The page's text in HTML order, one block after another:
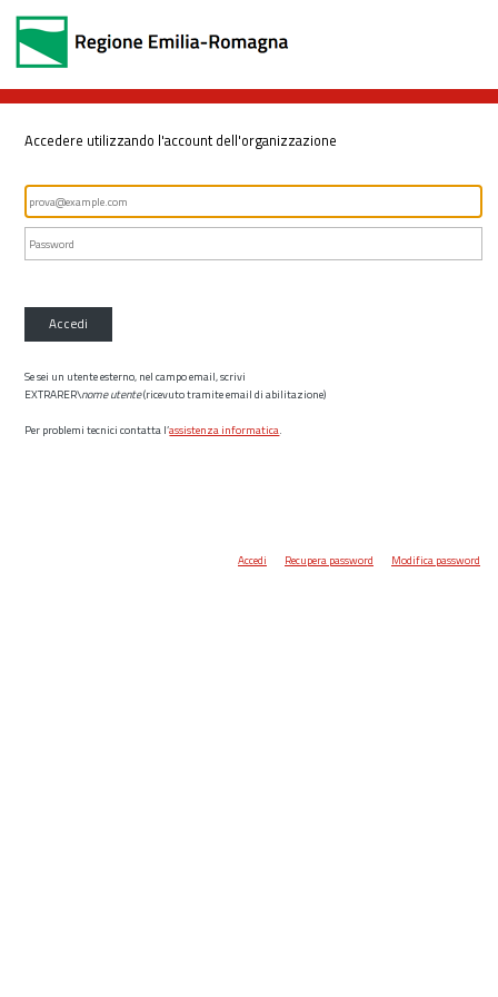
Accedere utilizzando l'account dell'organizzazione
Accedi
Se sei un utente esterno, nel campo email, scrivi
EXTRARER\nome utente(ricevuto tramite email di abilitazione)
Per problemi tecnici contatta l’assistenza informatica.
Accedi Recupera password Modifica password